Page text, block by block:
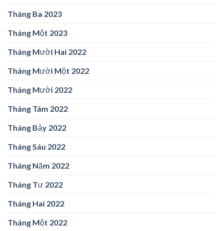
Tháng Ba 2023
Tháng Một 2023
Tháng Mười Hai 2022
Tháng Mười Một 2022
Tháng Mười 2022
Tháng Tám 2022
Tháng Bảy 2022
Tháng Sáu 2022
Tháng Năm 2022
Tháng Tư 2022
Tháng Hai 2022
Tháng Một 2022